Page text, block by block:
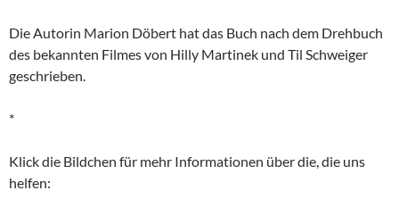
Die Autorin Marion Döbert hat das Buch nach dem Drehbuch
des bekannten Filmes von Hilly Martinek und Til Schweiger
geschrieben.
*
Klick die Bildchen für mehr Informationen über die, die uns
helfen: